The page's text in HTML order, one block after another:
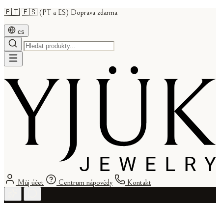
🇵🇹 🇪🇸 (PT a ES) Doprava zdarma
cs
Můj účet Centrum nápovědy Kontakt